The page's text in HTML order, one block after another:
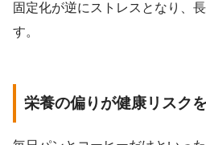
固定化が逆にストレスとなり、
す。
栄養の偏りが健康リスク